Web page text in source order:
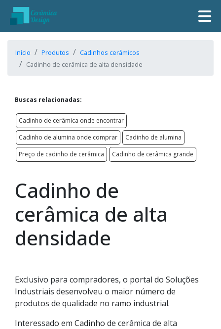
Início Produtos
Cadinhos cerâmicos
Cadinho de cerâmica de alta densidade
Buscas relacionadas:
Cadinho de cerâmica onde encontrar
Cadinho de alumina onde comprar
Cadinho de alumina
Preço de cadinho de cerâmica
Cadinho de cerâmica grande
Cadinho de
cerâmica de alta
densidade
Exclusivo para compradores, o portal do Soluções
Industriais desenvolveu o maior número de
produtos de qualidade no ramo industrial.
Interessado em Cadinho de cerâmica de alta